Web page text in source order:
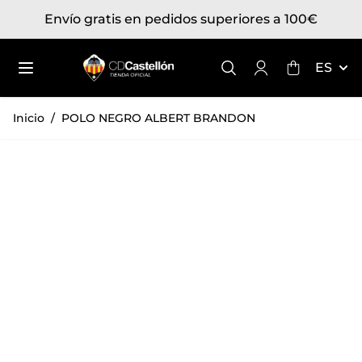
Envío gratis en pedidos superiores a 100€
Toggle
ES
Inicio / POLO NEGRO ALBERT BRANDON